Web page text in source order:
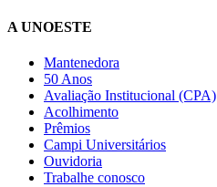
A UNOESTE
Mantenedora
50 Anos
Avaliação Institucional (CPA)
Acolhimento
Prêmios
Campi Universitários
Ouvidoria
Trabalhe conosco